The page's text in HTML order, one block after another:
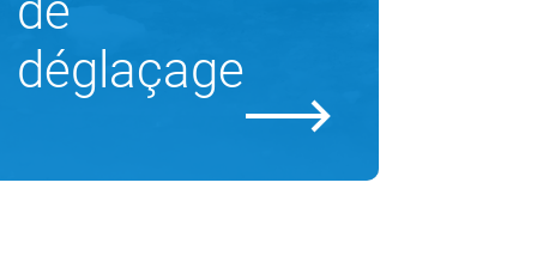
déglaçage